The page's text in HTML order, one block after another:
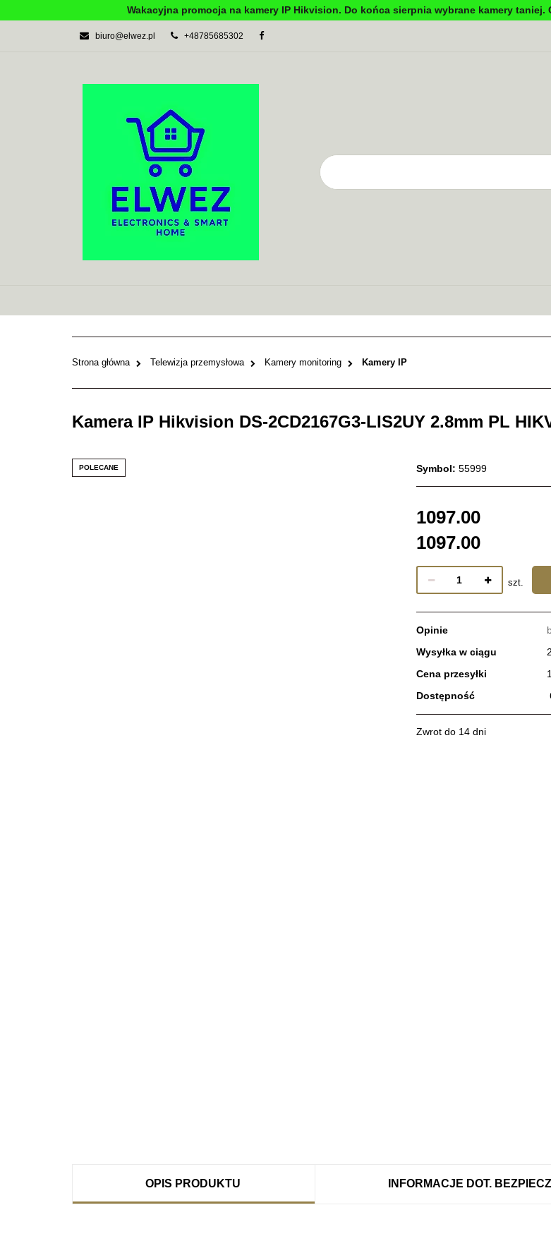
Wakacyjna promocja na kamery IP Hikvision. Do końca sierpnia wybrane kamery
biuro@elwez.pl +48785685302
AUTOMATYKA BUDYNKOWA
Strona główna Telewizja przemysłowa Kamery monitoring Kamery IP
Kamera IP Hikvision DS-2CD2167G3-LIS2UY 2.8mm PL
POLECANE Symbol: 55999
1097.00
1097.00
szt.
Opinie
Wysyłka w ciągu
Cena przesyłki
Dostępność
Zwrot do 14 dni
OPIS PRODUKTU INFORMACJE DOT.